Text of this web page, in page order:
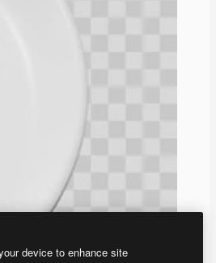
device to enhance site